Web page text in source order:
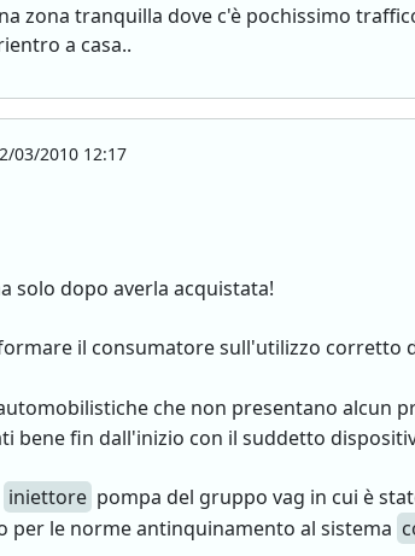
zona tranquilla dove c'è pochissimo
a casa..
03/2010 12:17
solo dopo averla acquistata!
il consumatore sull'utilizzo corretto
che non presentano alcun
fin dall'inizio con il suddetto
iniettore pompa del gruppo vag in cui è
per le norme antinquinamento al sistema